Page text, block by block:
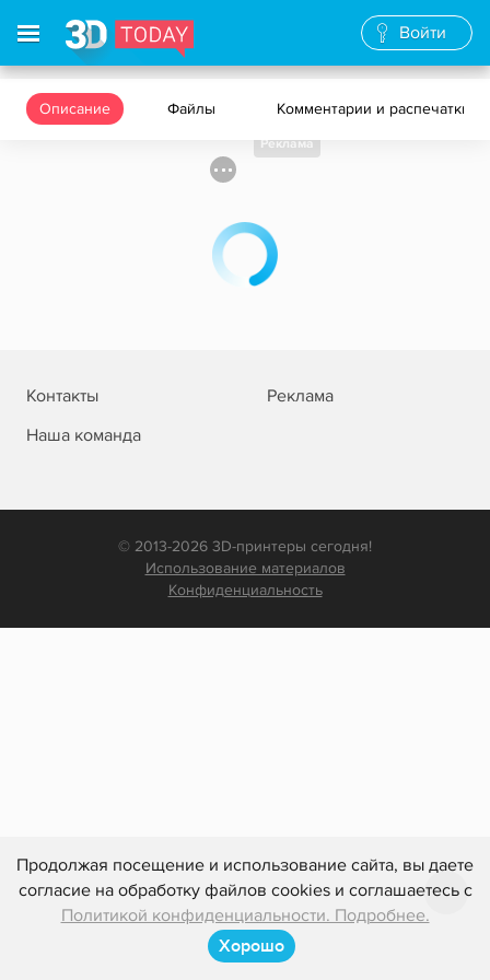
Продолжая посещение и использование сайта, вы даете
согласие на обработку файлов cookies и соглашаетесь с
Политикой конфиденциальности. Подробнее.
Хорошо
Войти
Описание Файлы Комментарии и распечатки
Реклама
Контакты
Реклама
Наша команда
© 2013-2026 3D-принтеры сегодня!
Использование материалов
Конфиденциальность